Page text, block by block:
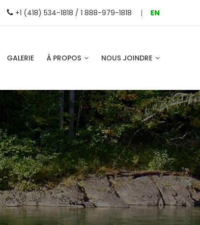
+1 (418) 534-1818 / 1 888-979-1818 | EN
GALERIE À PROPOS NOUS JOINDRE